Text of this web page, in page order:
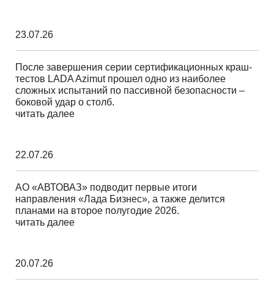
23.07.26
После завершения серии сертификационных краш-
тестов LADA Azimut прошел одно из наиболее
сложных испытаний по пассивной безопасности –
боковой удар о столб.
читать далее
22.07.26
АО «АВТОВАЗ» подводит первые итоги
направления «Лада Бизнес», а также делится
планами на второе полугодие 2026.
читать далее
20.07.26